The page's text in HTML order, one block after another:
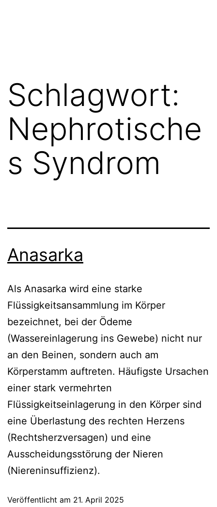
Schlagwort:
Nephrotische
s Syndrom
Anasarka
Als Anasarka wird eine starke
Flüssigkeitsansammlung im Körper
bezeichnet, bei der Ödeme
(Wassereinlagerung ins Gewebe) nicht nur
an den Beinen, sondern auch am
Körperstamm auftreten. Häufigste Ursachen
einer stark vermehrten
Flüssigkeitseinlagerung in den Körper sind
eine Überlastung des rechten Herzens
(Rechtsherzversagen) und eine
Ausscheidungsstörung der Nieren
(Niereninsuffizienz).
Veröffentlicht am 21. April 2025